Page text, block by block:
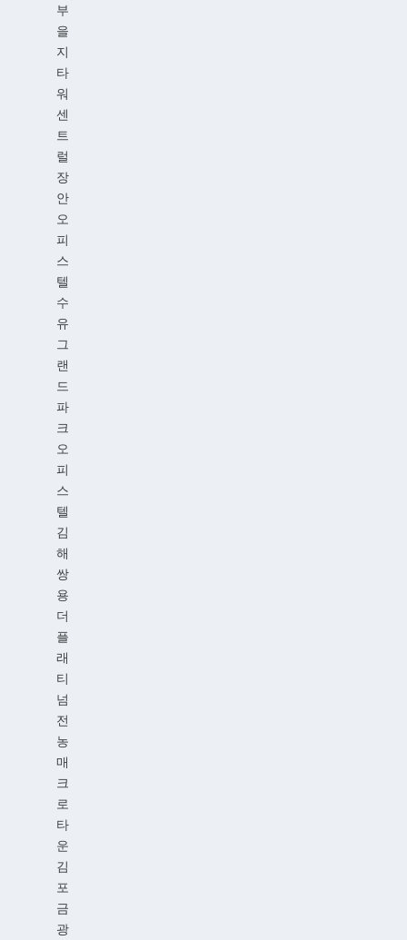
부
을
지
타
워
센
트
럴
장
안
오
피
스
텔
수
유
그
랜
드
파
크
오
피
스
텔
김
해
쌍
용
더
플
래
티
넘
전
농
매
크
로
타
운
김
포
금
광